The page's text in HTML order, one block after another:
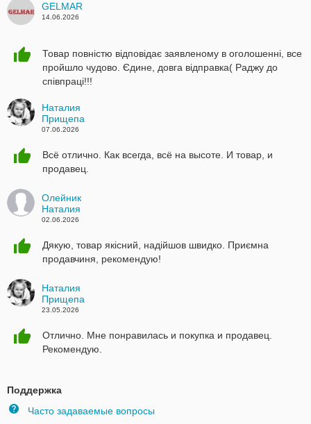
GELMAR
14.06.2026
Товар повністю відповідає заявленому в оголошенні, все
пройшло чудово. Єдине, довга відправка( Раджу до
співпраці!!!
Наталия
Прищепа
07.06.2026
Всё отлично. Как всегда, всё на высоте. И товар, и
продавец.
Олейник
Наталия
02.06.2026
Дякую, товар якісний, надійшов швидко. Приємна
продавчиня, рекомендую!
Наталия
Прищепа
23.05.2026
Отлично. Мне понравилась и покупка и продавец.
Рекомендую.
Поддержка
Часто задаваемые вопросы